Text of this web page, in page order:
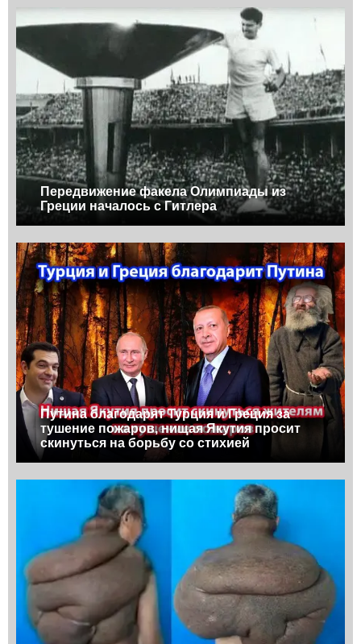
Передвижение факела Олимпиады из
Греции началось с Гитлера
Путина благодарят Турция и Греция за
тушение пожаров, нищая Якутия просит
скинуться на борьбу со стихией